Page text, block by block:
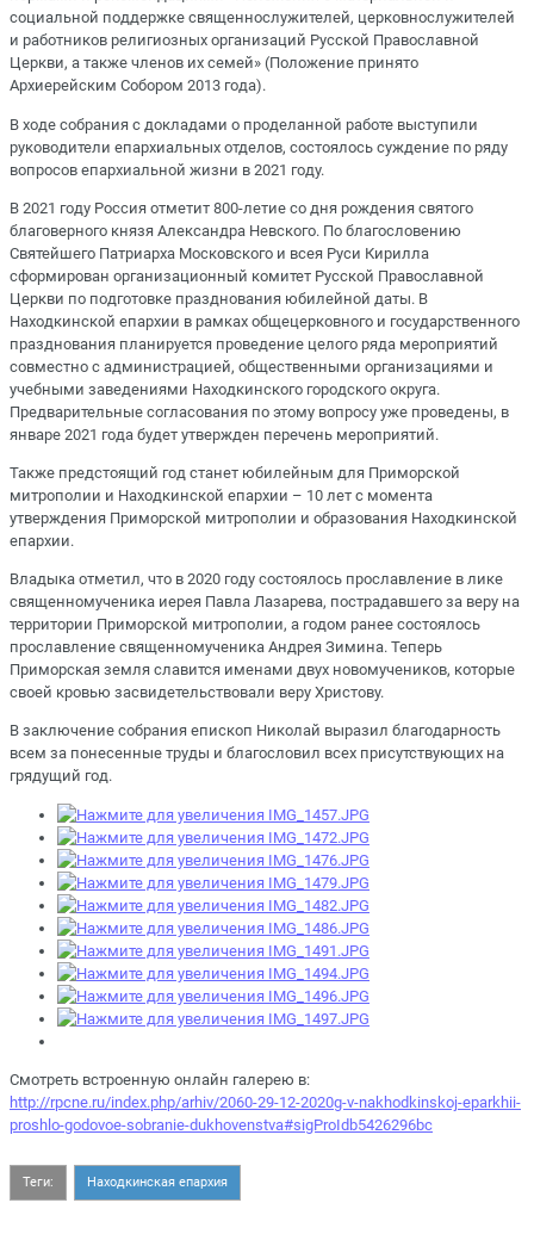
социальной поддержке священнослужителей, церковнослужителей
и работников религиозных организаций Русской Православной
Церкви, а также членов их семей» (Положение принято
Архиерейским Собором 2013 года).
В ходе собрания с докладами о проделанной работе выступили
руководители епархиальных отделов, состоялось суждение по ряду
вопросов епархиальной жизни в 2021 году.
В 2021 году Россия отметит 800-летие со дня рождения святого
благоверного князя Александра Невского. По благословению
Святейшего Патриарха Московского и всея Руси Кирилла
сформирован организационный комитет Русской Православной
Церкви по подготовке празднования юбилейной даты. В
Находкинской епархии в рамках общецерковного и государственного
празднования планируется проведение целого ряда мероприятий
совместно с администрацией, общественными организациями и
учебными заведениями Находкинского городского округа.
Предварительные согласования по этому вопросу уже проведены, в
январе 2021 года будет утвержден перечень мероприятий.
Также предстоящий год станет юбилейным для Приморской
митрополии и Находкинской епархии – 10 лет с момента
утверждения Приморской митрополии и образования Находкинской
епархии.
Владыка отметил, что в 2020 году состоялось прославление в лике
священномученика иерея Павла Лазарева, пострадавшего за веру на
территории Приморской митрополии, а годом ранее состоялось
прославление священномученика Андрея Зимина. Теперь
Приморская земля славится именами двух новомучеников, которые
своей кровью засвидетельствовали веру Христову.
В заключение собрания епископ Николай выразил благодарность
всем за понесенные труды и благословил всех присутствующих на
грядущий год.
Смотреть встроенную онлайн галерею в:
http://rpcne.ru/index.php/arhiv/2060-29-12-2020g-v-nakhodkinskoj-eparkhii-
proshlo-godovoe-sobranie-dukhovenstva#sigProIdb5426296bc
Теги: Находкинская епархия